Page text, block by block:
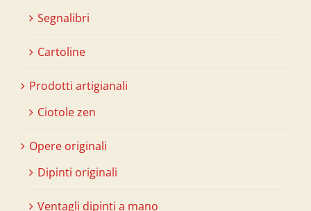
Segnalibri
Cartoline
Prodotti artigianali
Ciotole zen
Opere originali
Dipinti originali
Ventagli dipinti a mano